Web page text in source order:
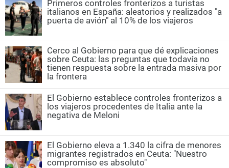
Primeros controles fronterizos a turistas
italianos en España: aleatorios y realizados "a
puerta de avión" al 10% de los viajeros
Cerco al Gobierno para que dé explicaciones
sobre Ceuta: las preguntas que todavía no
tienen respuesta sobre la entrada masiva por
la frontera
El Gobierno establece controles fronterizos a
los viajeros procedentes de Italia ante la
negativa de Meloni
El Gobierno eleva a 1.340 la cifra de menores
migrantes registrados en Ceuta: "Nuestro
compromiso es absoluto"